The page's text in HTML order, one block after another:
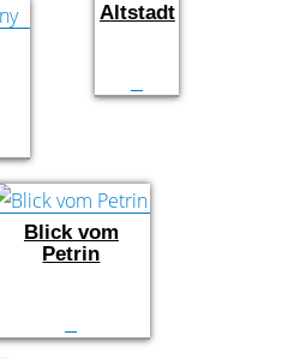
Altstadt
Blick vom
Petrin